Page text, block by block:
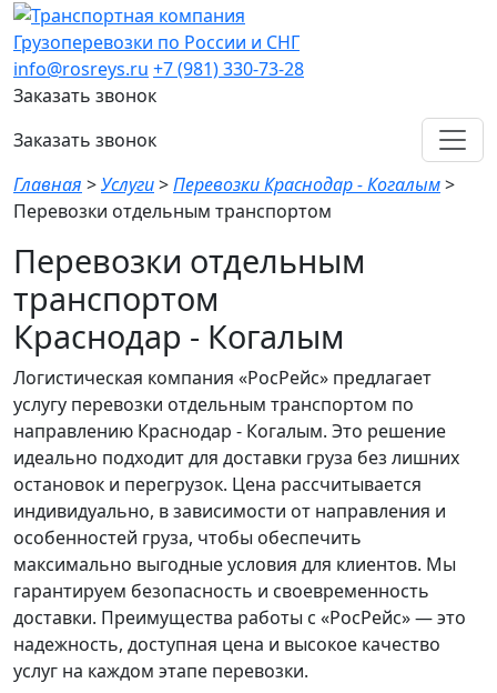
Грузоперевозки по России и СНГ
info@rosreys.ru +7 (981) 330-73-28
Заказать звонок
Заказать звонок
Главная >Услуги>Перевозки Краснодар - Когалым>
Перевозки отдельным транспортом
Перевозки отдельным
транспортом
Краснодар - Когалым
Логистическая компания «РосРейс» предлагает
услугу перевозки отдельным транспортом по
направлению Краснодар - Когалым. Это решение
идеально подходит для доставки груза без лишних
остановок и перегрузок. Цена рассчитывается
индивидуально, в зависимости от направления и
особенностей груза, чтобы обеспечить
максимально выгодные условия для клиентов. Мы
гарантируем безопасность и своевременность
доставки. Преимущества работы с «РосРейс» — это
надежность, доступная цена и высокое качество
услуг на каждом этапе перевозки.